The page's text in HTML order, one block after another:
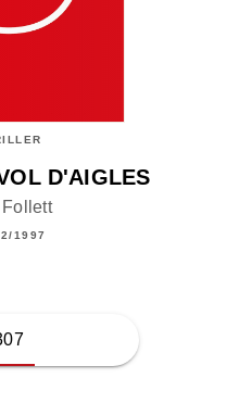
D'AIGLES
Follett
1997